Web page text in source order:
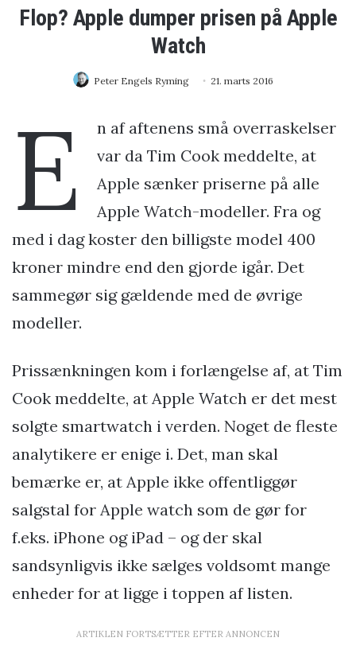
Flop? Apple dumper prisen på Apple
Watch
Peter Engels Ryming 21. marts 2016
E
n af aftenens små overraskelser
var da Tim Cook meddelte, at
Apple sænker priserne på alle
Apple Watch-modeller. Fra og
med i dag koster den billigste model 400
kroner mindre end den gjorde igår. Det
sammegør sig gældende med de øvrige
modeller.
Prissænkningen kom i forlængelse af, at Tim
Cook meddelte, at Apple Watch er det mest
solgte smartwatch i verden. Noget de fleste
analytikere er enige i. Det, man skal
bemærke er, at Apple ikke offentliggør
salgstal for Apple watch som de gør for
f.eks. iPhone og iPad – og der skal
sandsynligvis ikke sælges voldsomt mange
enheder for at ligge i toppen af listen.
ARTIKLEN FORTSÆTTER EFTER ANNONCEN